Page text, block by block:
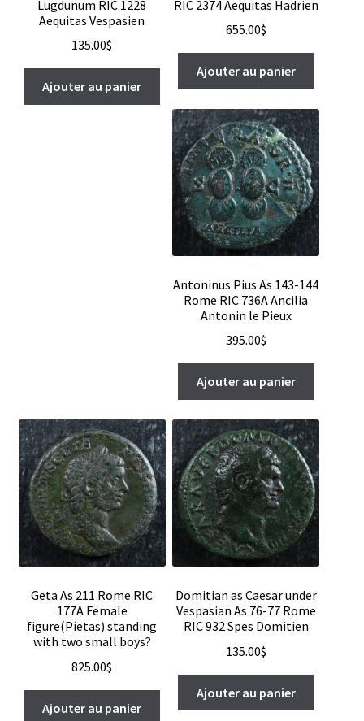
Lugdunum RIC 1228
Aequitas Vespasien
135.00$
Ajouter au panier
RIC 2374 Aequitas Hadrien
655.00$
Ajouter au panier
Antoninus Pius As 143-144
Rome RIC 736A Ancilia
Antonin le Pieux
395.00$
Ajouter au panier
Geta As 211 Rome RIC
177A Female
figure(Pietas) standing
with two small boys?
825.00$
Ajouter au panier
Domitian as Caesar under
Vespasian As 76-77 Rome
RIC 932 Spes Domitien
135.00$
Ajouter au panier